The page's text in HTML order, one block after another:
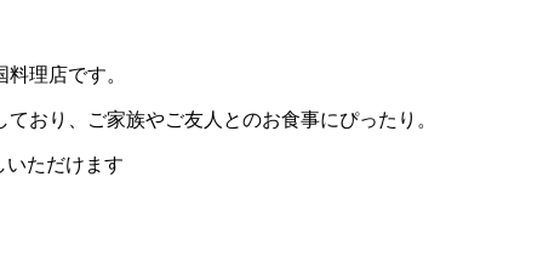
理店です。
おり、ご家族やご友人とのお食事にぴったり。
ただけます